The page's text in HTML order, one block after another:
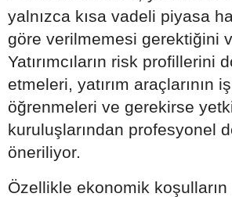
yalnızca kısa vadeli piyasa
göre verilmemesi gerektiğini
Yatırımcıların risk profillerini
etmeleri, yatırım araçlarının
öğrenmeleri ve gerekirse
kuruluşlarından profesyonel
öneriliyor.
Özellikle ekonomik koşulların